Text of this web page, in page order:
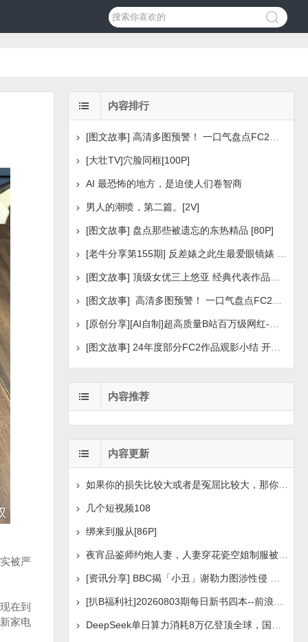
被严
在到
家电
内容排行
[大壮TV]穴脸同框[100P]
AI 最恐怖的地方，是迫使人们卷智商
男人的潮喷，第二篇。[2V]
[图文故事] 盘点那些被遗忘的东热精品 [80P]
[图文故事] 24年度部分FC2作品观影小结 开年王炸后续
内容推荐
内容更新
如果你的损失比较大或者是冤屈比较大，那你想挽回损失或
几个短视频108
绑来到服从[86P]